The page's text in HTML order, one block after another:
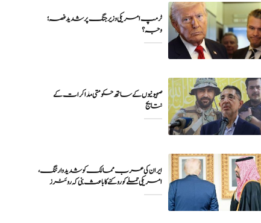
ٹرمپ امریکی وزیر جنگ پر شدید غصہ؛
وجہ ؟
صہیونیوں کے ساتھ حکومتی مذاکرات کے
نتایج
ایران کی عرب ممالک کو شدید وارننگ،
امریکی حملے کو روکنے کا باعث بنی کہ روئٹرز